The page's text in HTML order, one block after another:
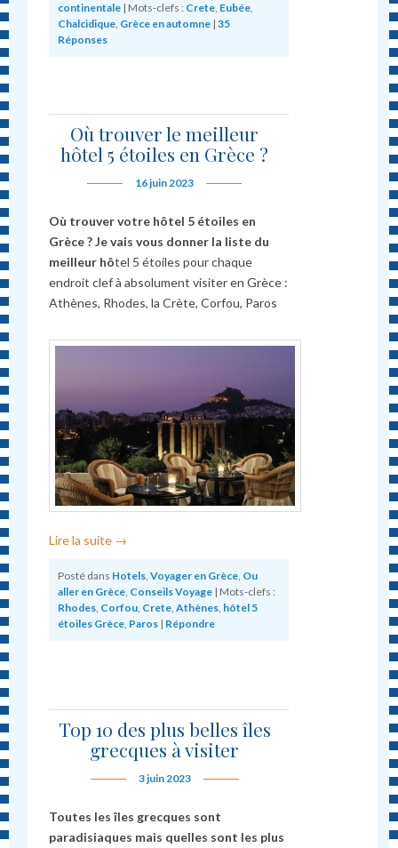
continentale | Mots-clefs : Crete, Eubée,
Chalcidique, Grèce en automne |35
Réponses
Où trouver le meilleur
hôtel 5 étoiles en Grèce ?
16 juin 2023
Où trouver votre hôtel 5 étoiles en
Grèce ? Je vais vous donner la liste du
meilleur hôtel 5 étoiles pour chaque
endroit clef à absolument visiter en Grèce :
Athènes, Rhodes, la Crète, Corfou, Paros
Lire la suite →
Posté dans Hotels,Voyager en Grèce, Ou
aller en Grèce, Conseils Voyage | Mots-clefs :
Rhodes, Corfou, Crete,Athènes, hôtel 5
étoiles Grèce, Paros | Répondre
Top 10 des plus belles îles
grecques à visiter
3 juin 2023
Toutes les îles grecques sont
paradisiaques mais quelles sont les plus